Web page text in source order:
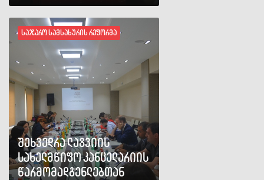
საჯარო სამსახურის რეფორმა
შეხვედრა ლატვიის
სახელმწიფო კანცელარიის
წარმომადგენლებთან